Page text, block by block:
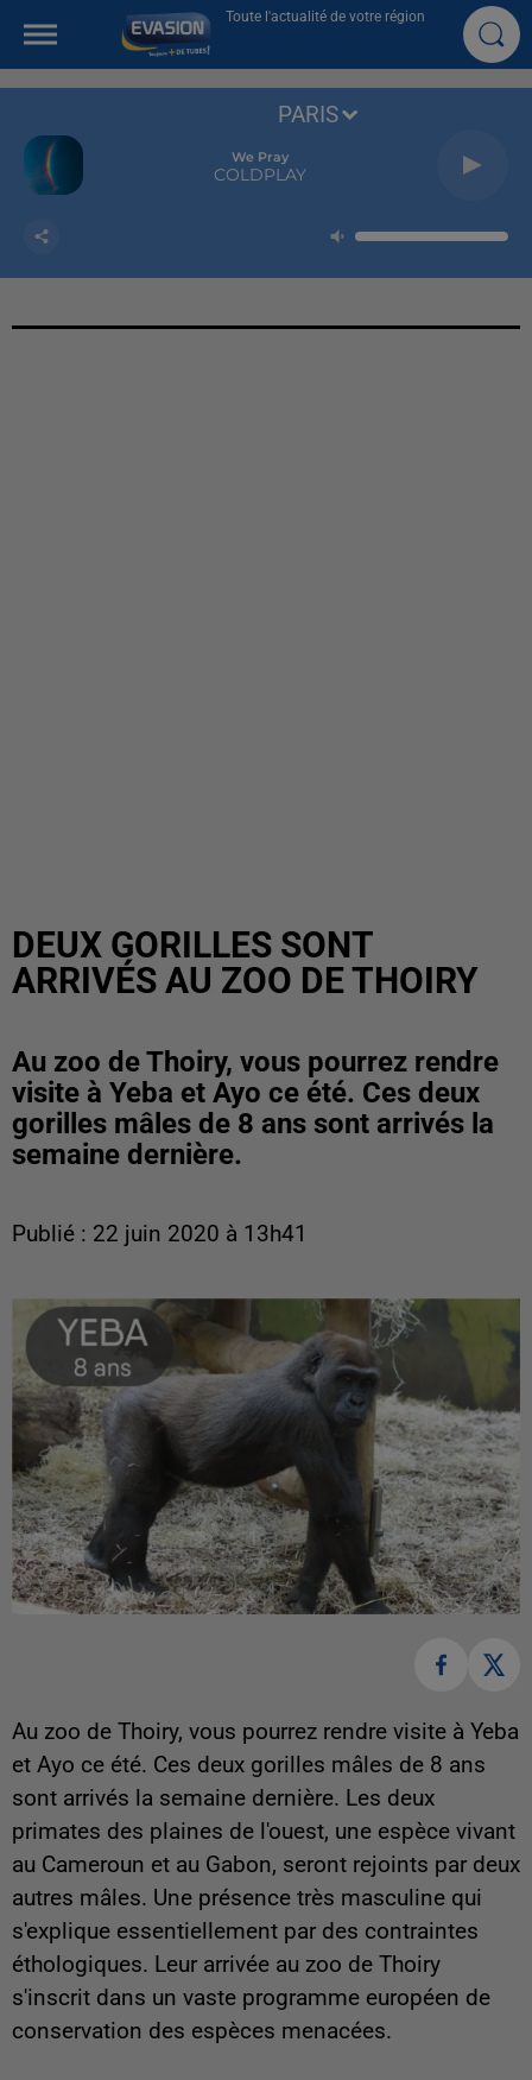
Toute l'actualité de votre région
We Pray
COLDPLAY
PARIS
DEUX GORILLES SONT
ARRIVÉS AU ZOO DE THOIRY
Au zoo de Thoiry, vous pourrez rendre
visite à Yeba et Ayo ce été. Ces deux
gorilles mâles de 8 ans sont arrivés la
semaine dernière.
Publié : 22 juin 2020 à 13h41
Au zoo de Thoiry, vous pourrez rendre visite à Yeba
et Ayo ce été. Ces deux gorilles mâles de 8 ans
sont arrivés la semaine dernière. Les deux
primates des plaines de l'ouest, une espèce vivant
au Cameroun et au Gabon, seront rejoints par deux
autres mâles. Une présence très masculine qui
s'explique essentiellement par des contraintes
éthologiques. Leur arrivée au zoo de Thoiry
s'inscrit dans un vaste programme européen de
conservation des espèces menacées.